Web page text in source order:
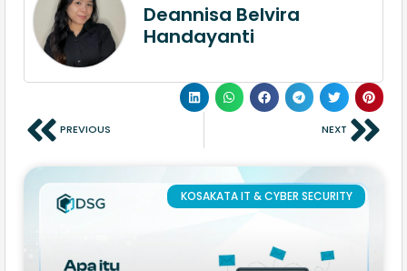
Deannisa Belvira
Handayanti
PREVIOUS NEXT
KOSAKATA IT & CYBER SECURITY